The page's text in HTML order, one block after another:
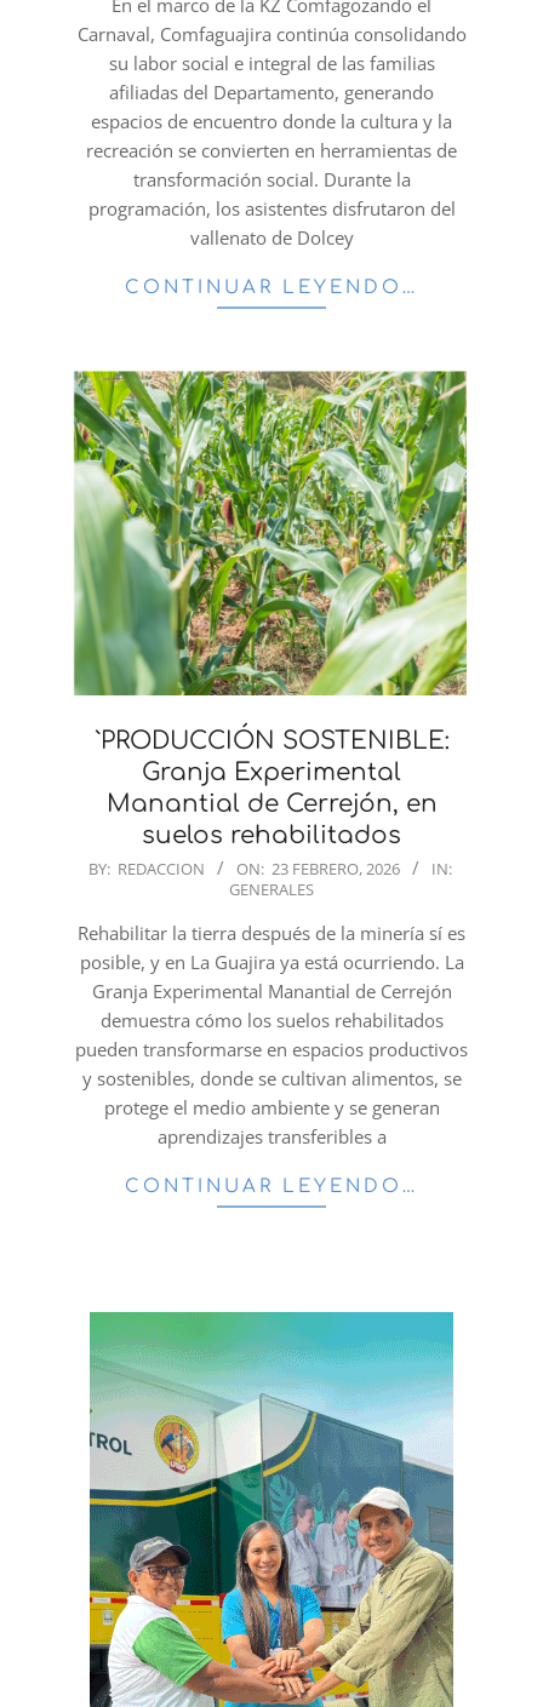
En el marco de la KZ Comfagozando el
Carnaval, Comfaguajira continúa consolidando
su labor social e integral de las familias
afiliadas del Departamento, generando
espacios de encuentro donde la cultura y la
recreación se convierten en herramientas de
transformación social. Durante la
programación, los asistentes disfrutaron del
vallenato de Dolcey
CONTINUAR LEYENDO…
`PRODUCCIÓN SOSTENIBLE:
Granja Experimental
Manantial de Cerrejón, en
suelos rehabilitados
2026-
23
BY: REDACCION ON: 23 FEBRERO, 2026
IN:
GENERALES
Rehabilitar la tierra después de la minería sí es
posible, y en La Guajira ya está ocurriendo. La
Granja Experimental Manantial de Cerrejón
demuestra cómo los suelos rehabilitados
pueden transformarse en espacios productivos
y sostenibles, donde se cultivan alimentos, se
protege el medio ambiente y se generan
aprendizajes transferibles a
CONTINUAR LEYENDO…